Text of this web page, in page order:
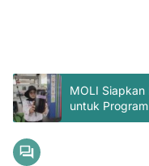
MOLI
untuk